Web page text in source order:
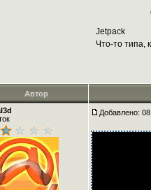
Jetpack
Что-то типа,
Автор
Добавлено: